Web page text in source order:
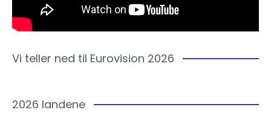
Vi teller ned til Eurovision 2026
2026 landene